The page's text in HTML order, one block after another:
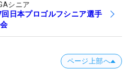
シニア
日本プロゴルフシニア選手
ページ上部へ